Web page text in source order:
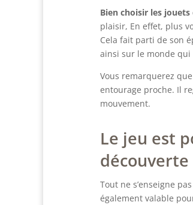
Bien choisir les
plaisir, En effet, plus
Cela fait parti de son
ainsi sur le monde qui
Vous remarquerez
entourage proche. Il
mouvement.
Le jeu est
découverte
Tout ne s’enseigne
également valable